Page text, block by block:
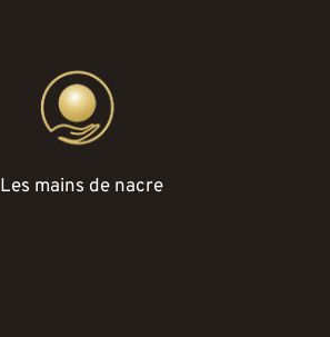
Les mains de nacre